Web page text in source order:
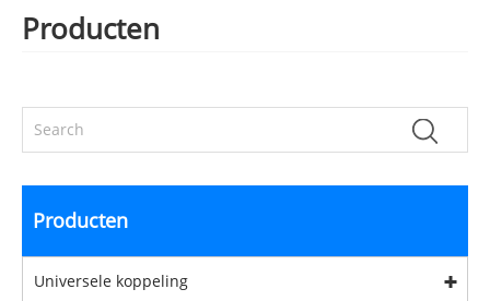
Producten
Producten
Universele koppeling